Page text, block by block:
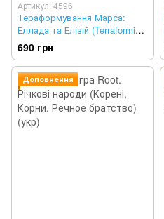
Артикул: 4596
Тераформування Марса:
Еллада та Елізій (Terraforming
Mars: Hellas & Elysium)
690 грн
Доповнення